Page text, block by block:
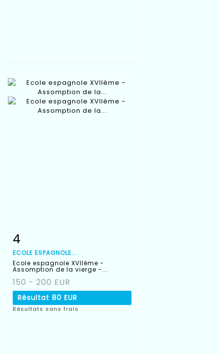
Fiche détaillée
4
ECOLE ESPAGNOLE...
Ecole espagnole XVIIème -
Assomption de la vierge -...
150 - 200 EUR
Résultat 80 EUR
Résultats sans frais